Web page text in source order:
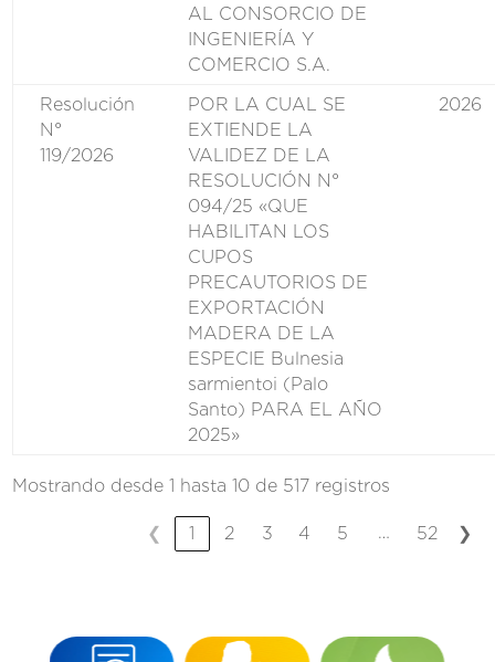
AL CONSORCIO DE
INGENIERÍA Y
COMERCIO S.A.
Resolución
N°
119/2026
POR LA CUAL SE
EXTIENDE LA
VALIDEZ DE LA
RESOLUCIÓN N°
094/25 «QUE
HABILITAN LOS
CUPOS
PRECAUTORIOS DE
EXPORTACIÓN
MADERA DE LA
ESPECIE Bulnesia
sarmientoi (Palo
Santo) PARA EL AÑO
2025»
2026
Mostrando desde 1 hasta 10 de 517 registros
❮ 1 2 3 4 5 … 52 ❯